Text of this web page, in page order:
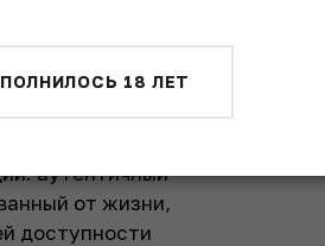
в один голос
по
аутентичный
от жизни,
доступности
18 ЛЕТ